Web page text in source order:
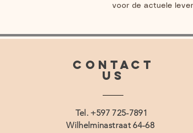
voor de actuele
CONTACT
US
Tel. +597 725-7891
Wilhelminastraat 64-68